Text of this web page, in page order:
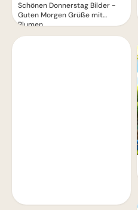
Schönen Donnerstag Bilder -
Guten Morgen Grüße mit
Blumen